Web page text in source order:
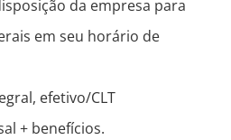
da empresa para
em seu horário de
efetivo/CLT
+ benefícios.